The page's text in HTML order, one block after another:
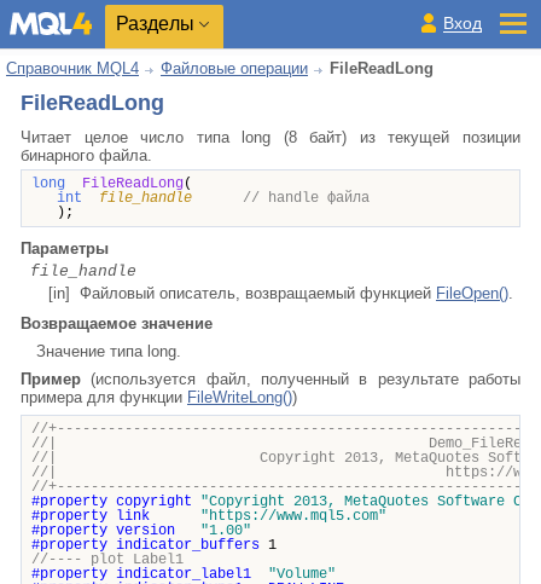
Разделы Вход
Справочник MQL4 Файловые операции FileReadLong
FileReadLong
Читает целое число типа long (8 байт) из текущей позиции
бинарного файла.
long FileReadLong(
int
file_handle
// handle файла
);
Параметры
file_handle
[in] Файловый описатель, возвращаемый функцией FileOpen().
Возвращаемое значение
Значение типа long.
Пример(используется файл, полученный в результате работы
примера для функции FileWriteLong())
//
//|
//| Copyright 2013, MetaQuotes Software
//| https://
//
#property copyright
"Copyright 2013, MetaQuotes Software
#property
link
"https://www.mql5.com"
#property version
"1.00"
#property indicator_buffers 1
//---- plot Label1
#property indicator_label1
"Volume"